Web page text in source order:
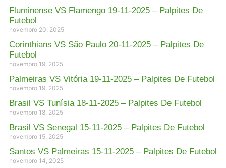
Fluminense VS Flamengo 19-11-2025 – Palpites De
Futebol
novembro 20, 2025
Corinthians VS São Paulo 20-11-2025 – Palpites De
Futebol
novembro 19, 2025
Palmeiras VS Vitória 19-11-2025 – Palpites De Futebol
novembro 19, 2025
Brasil VS Tunísia 18-11-2025 – Palpites De Futebol
novembro 18, 2025
Brasil VS Senegal 15-11-2025 – Palpites De Futebol
novembro 15, 2025
Santos VS Palmeiras 15-11-2025 – Palpites De Futebol
novembro 14, 2025